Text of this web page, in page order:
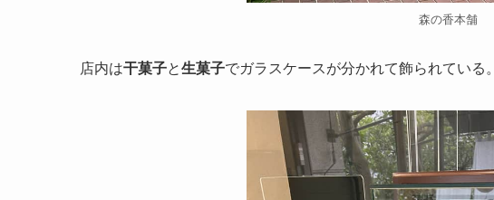
森の香本舗
店内は干菓子と生菓子でガラスケースが分かれて飾られている。